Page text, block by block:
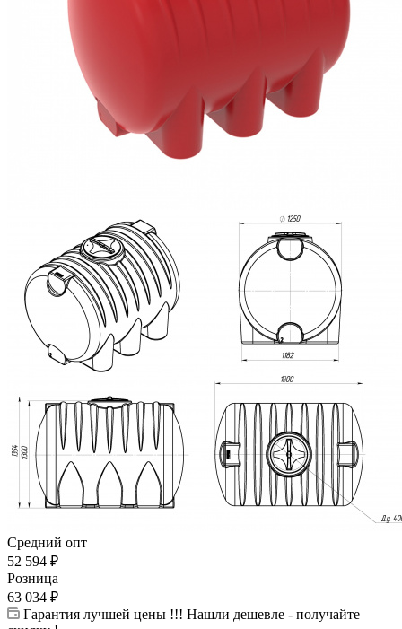
Средний опт
52 594 ₽
Розница
63 034 ₽
Гарантия лучшей цены !!! Нашли дешевле - получайте